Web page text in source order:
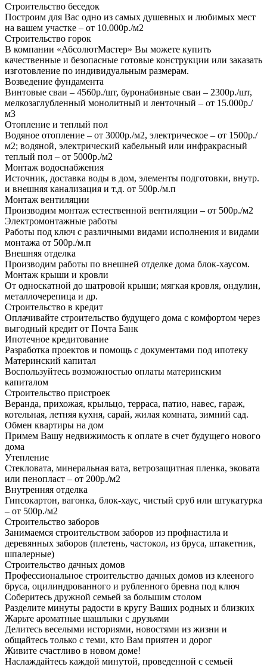
Строительство беседок
Построим для Вас одно из самых душевных и любимых мест
на вашем участке – от 10.000р./м2
Строительство горок
В компании «АбсолютМастер» Вы можете купить
качественные и безопасные готовые конструкции или заказать
изготовление по индивидуальным размерам.
Возведение фундамента
Винтовые сваи – 4560р./шт, буронабивные сваи – 2300р./шт,
мелкозаглубленный монолитный и ленточный – от 15.000р./
м3
Отопление и теплый пол
Водяное отопление – от 3000р./м2, электрическое – от 1500р./
м2; водяной, электрический кабельный или инфракрасный
теплый пол – от 5000р./м2
Монтаж водоснабжения
Источник, доставка воды в дом, элементы подготовки, внутр.
и внешняя канализация и т.д. от 500р./м.п
Монтаж вентиляции
Производим монтаж естественной вентиляции – от 500р./м2
Электромонтажные работы
Работы под ключ с различными видами исполнения и видами
монтажа от 500р./м.п
Внешняя отделка
Производим работы по внешней отделке дома блок-хаусом.
Монтаж крыши и кровли
От односкатной до шатровой крыши; мягкая кровля, ондулин,
металлочерепица и др.
Строительство в кредит
Оплачивайте строительство будущего дома с комфортом через
выгодный кредит от Почта Банк
Ипотечное кредитование
Разработка проектов и помощь с документами под ипотеку
Материнский капитал
Воспользуйтесь возможностью оплаты материнским
капиталом
Строительство пристроек
Веранда, прихожая, крыльцо, терраса, патио, навес, гараж,
котельная, летняя кухня, сарай, жилая комната, зимний сад.
Обмен квартиры на дом
Примем Вашу недвижимость к оплате в счет будущего нового
дома
Утепление
Стекловата, минеральная вата, ветрозащитная пленка, эковата
или пенопласт – от 200р./м2
Внутренняя отделка
Гипсокартон, вагонка, блок-хаус, чистый сруб или штукатурка
– от 500р./м2
Строительство заборов
Занимаемся строительством заборов из профнастила и
деревянных заборов (плетень, частокол, из бруса, штакетник,
шпалерные)
Строительство дачных домов
Профессиональное строительство дачных домов из клееного
бруса, оцилиндрованного и рубленного бревна под ключ
Соберитесь дружной семьей за большим столом
Разделите минуты радости в кругу Ваших родных и близких
Жарьте ароматные шашлыки с друзьями
Делитесь веселыми историями, новостями из жизни и
общайтесь только с теми, кто Вам приятен и дорог
Живите счастливо в новом доме!
Наслаждайтесь каждой минутой, проведенной с семьей